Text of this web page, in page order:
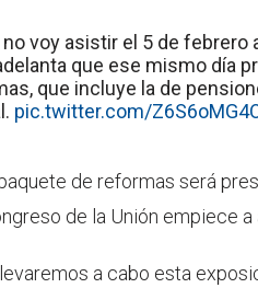
voy asistir el 5 de febrero
que ese mismo día
que incluye la de
pic.twitter.com/
de reformas será
de la Unión empiece a
a cabo esta